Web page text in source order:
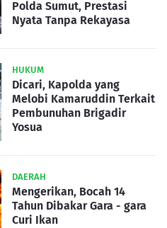
Polda Sumut, Prestasi
Nyata Tanpa Rekayasa
HUKUM
Dicari, Kapolda yang
Melobi Kamaruddin Terkait
Pembunuhan Brigadir
Yosua
DAERAH
Mengerikan, Bocah 14
Tahun Dibakar Gara - gara
Curi Ikan